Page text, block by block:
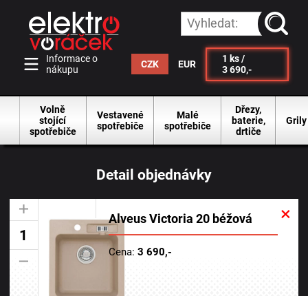
Informace o
nákupu
CZK EUR 1 ks /
3 690,-
Volně
stojící
spotřebiče
Vestavené
spotřebiče
Malé
spotřebiče
Dřezy,
baterie,
drtiče
Grily
Detail objednávky
×
+
-
Alveus Victoria 20 béžová
Cena:3 690,-